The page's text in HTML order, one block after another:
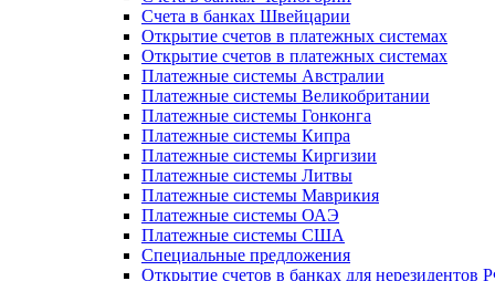
Счета в банках Швейцарии
Открытие счетов в платежных системах
Открытие счетов в платежных системах
Платежные системы Австралии
Платежные системы Великобритании
Платежные системы Гонконга
Платежные системы Кипра
Платежные системы Киргизии
Платежные системы Литвы
Платежные системы Маврикия
Платежные системы ОАЭ
Платежные системы США
Специальные предложения
Открытие счетов в банках для нерезидентов